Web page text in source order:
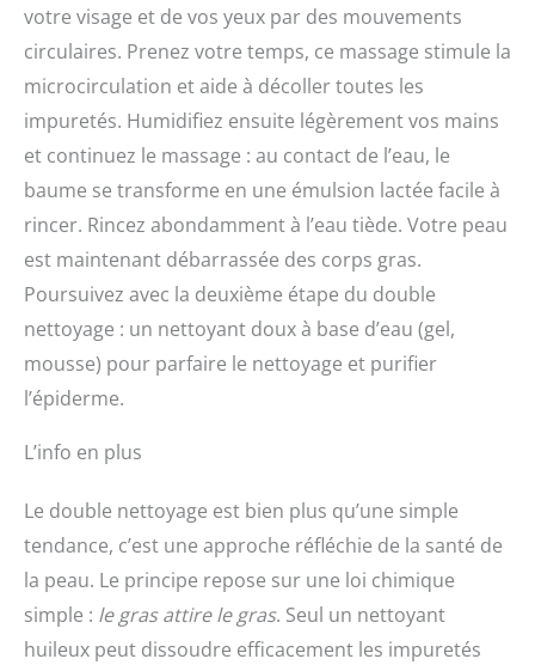
votre visage et de vos yeux par des mouvements
circulaires. Prenez votre temps, ce massage stimule la
microcirculation et aide à décoller toutes les
impuretés. Humidifiez ensuite légèrement vos mains
et continuez le massage : au contact de l’eau, le
baume se transforme en une émulsion lactée facile à
rincer. Rincez abondamment à l’eau tiède. Votre peau
est maintenant débarrassée des corps gras.
Poursuivez avec la deuxième étape du double
nettoyage : un nettoyant doux à base d’eau (gel,
mousse) pour parfaire le nettoyage et purifier
l’épiderme.
L’info en plus
Le double nettoyage est bien plus qu’une simple
tendance, c’est une approche réfléchie de la santé de
la peau. Le principe repose sur une loi chimique
simple : le gras attire le gras. Seul un nettoyant
huileux peut dissoudre efficacement les impuretés